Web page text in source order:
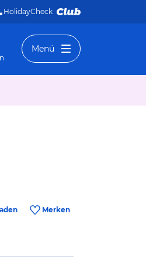
HolidayCheck
Menü
Merken